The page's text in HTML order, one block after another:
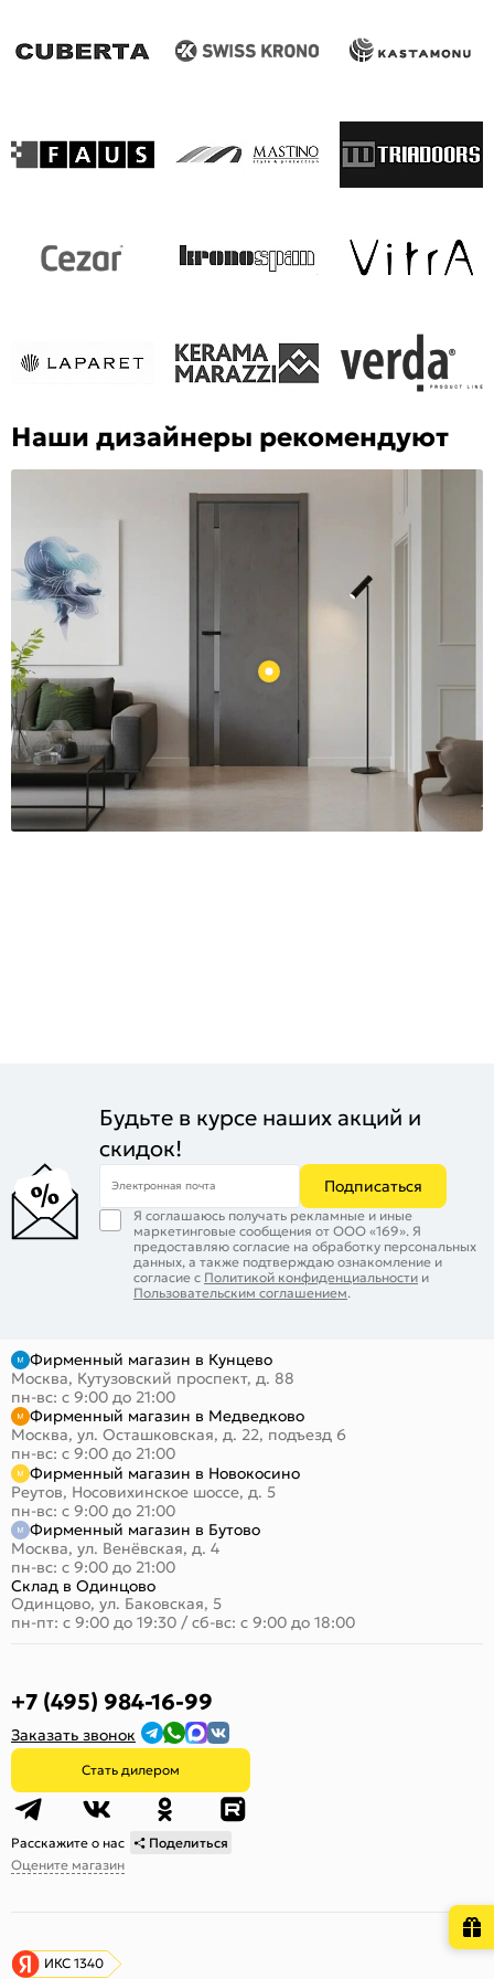
Наши дизайнеры рекомендуют
Будьте в курсе наших акций и
скидок!
Электронная почта Подписаться
Я соглашаюсь получать рекламные и иные
маркетинговые сообщения от ООО «169». Я
предоставляю согласие на обработку персональных
данных, а также подтверждаю ознакомление и
согласие с Политикой конфиденциальности и
Пользовательским соглашением.
Фирменный магазин в Кунцево
Москва, Кутузовский проспект, д. 88
пн-вс: с 9:00 до 21:00
Фирменный магазин в Медведково
Москва, ул. Осташковская, д. 22, подъезд 6
пн-вс: с 9:00 до 21:00
Фирменный магазин в Новокосино
Реутов, Носовихинское шоссе, д. 5
пн-вс: с 9:00 до 21:00
Фирменный магазин в Бутово
Москва, ул. Венёвская, д. 4
пн-вс: с 9:00 до 21:00
Склад в Одинцово
Одинцово, ул. Баковская, 5
пн-пт: с 9:00 до 19:30 / сб-вс: с 9:00 до 18:00
+7 (495) 984-16-99
Заказать звонок
Стать дилером
Расскажите о нас
Поделиться
Оцените магазин
ИКС 1340